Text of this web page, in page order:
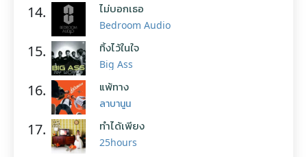
14. ไม่บอกเธอ
Bedroom Audio
15. ทิ้งไว้ในใจ
Big Ass
16. แพ้ทาง
ลาบานูน
17. ทำได้เพียง
25hours